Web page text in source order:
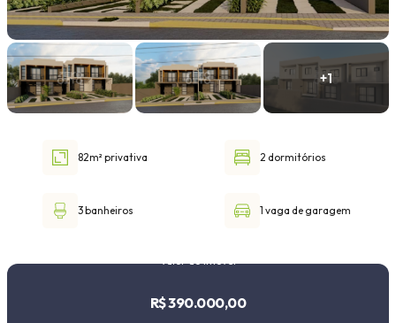
Faixa de valor
30.000,00até1.000.000,00 ou +
82m² privativa 2 dormitórios
3 banheiros 1 vaga de garagem
R$ 390.000,00